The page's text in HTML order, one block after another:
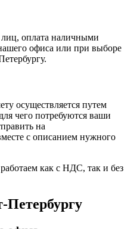
оплата наличными
офиса или при выборе
осуществляется путем
чего потребуются ваши
на
с описанием нужного
как с НДС, так и без
Петербургу